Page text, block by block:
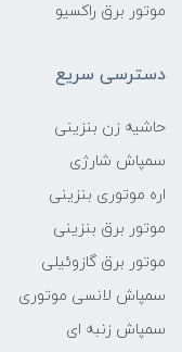
موتور برق راکسیو
دسترسی سریع
حاشیه زن بنزینی
سمپاش شارژی
اره موتوری بنزینی
موتور برق بنزینی
موتور برق گازوئیلی
سمپاش لانسی موتوری
سمپاش زنبه ای